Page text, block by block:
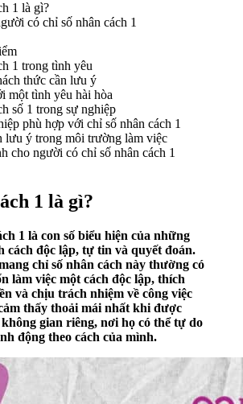
1 là gì?
có chỉ số nhân cách 1
1 trong tình yêu
thức cần lưu ý
một tình yêu hài hòa
số 1 trong sự nghiệp
phù hợp với chỉ số nhân cách 1
lưu ý trong môi trường làm việc
cho người có chỉ số nhân cách 1
1 là gì?
1 là con số biểu hiện của những
cách độc lập, tự tin và quyết đoán.
chỉ số nhân cách này thường có
làm việc một cách độc lập, thích
và chịu trách nhiệm về công việc
thấy thoải mái nhất khi được
gian riêng, nơi họ có thể tự do
động theo cách của mình.